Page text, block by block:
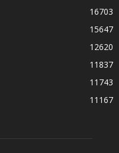
16703
15647
12620
11837
11743
11167